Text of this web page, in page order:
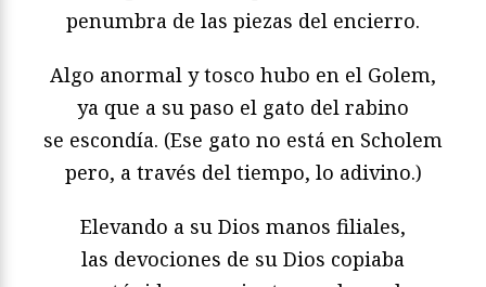
penumbra de las piezas del encierro.
Algo anormal y tosco hubo en el Golem,
ya que a su paso el gato del rabino
se escondía. (Ese gato no está en Scholem
pero, a través del tiempo, lo adivino.)
Elevando a su Dios manos filiales,
las devociones de su Dios copiaba